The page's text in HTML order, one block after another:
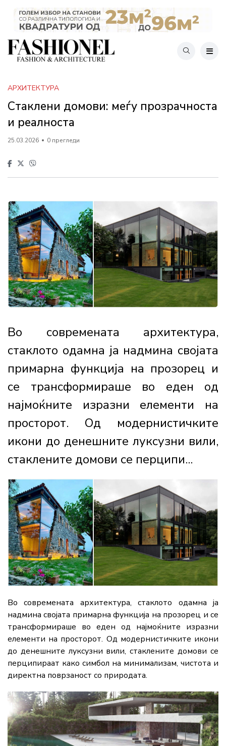
АРХИТЕКТУРА
Стаклени домови: меѓу прозрачноста
и реалноста
25.03.2026 0 прегледи
Во современата архитектура,
стаклото одамна ја надмина својата
примарна функција на прозорец и
се трансформираше во еден од
најмоќните изразни елементи на
просторот. Од модернистичките
икони до денешните луксузни вили,
стаклените домови се перципи...
Во современата архитектура, стаклото одамна ја
надмина својата примарна функција на прозорец и се
трансформираше во еден од најмоќните изразни
елементи на просторот. Од модернистичките икони
до денешните луксузни вили, стаклените домови се
перципираат како симбол на минимализам, чистота и
директна поврзаност со природата.